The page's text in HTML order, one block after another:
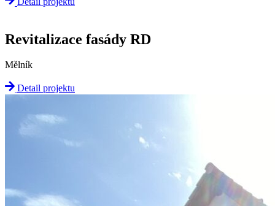
Revitalizace fasády RD
Mělník
Detail projektu